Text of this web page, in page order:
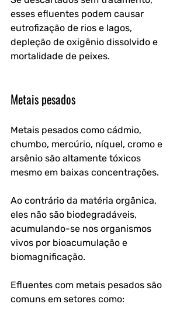
esses efluentes podem causar
eutrofização de rios e lagos,
depleção de oxigênio dissolvido e
mortalidade de peixes.
Metais pesados
Metais pesados como cádmio,
chumbo, mercúrio, níquel, cromo e
arsênio são altamente tóxicos
mesmo em baixas concentrações.
Ao contrário da matéria orgânica,
eles não são biodegradáveis,
acumulando-se nos organismos
vivos por bioacumulação e
biomagnificação.
Efluentes com metais pesados são
comuns em setores como: